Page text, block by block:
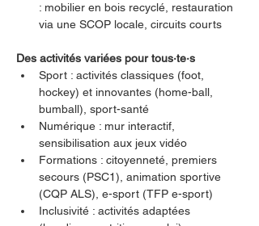
: mobilier en bois recyclé, restauration
via une SCOP locale, circuits courts
Des activités variées pour tous·te·s
Sport : activités classiques (foot,
hockey) et innovantes (home-ball,
bumball), sport-santé
Numérique : mur interactif,
sensibilisation aux jeux vidéo
Formations : citoyenneté, premiers
secours (PSC1), animation sportive
(CQP ALS), e-sport (TFP e-sport)
Inclusivité : activités adaptées